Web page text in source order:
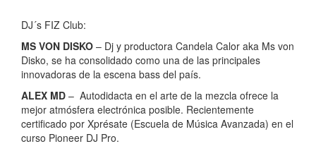
DJ´s FIZ Club:
MS VON DISKO – Dj y productora Candela Calor aka Ms von
Disko, se ha consolidado como una de las principales
innovadoras de la escena bass del país.
ALEX MD – Autodidacta en el arte de la mezcla ofrece la
mejor atmósfera electrónica posible. Recientemente
certificado por Xprésate (Escuela de Música Avanzada) en el
curso Pioneer DJ Pro.